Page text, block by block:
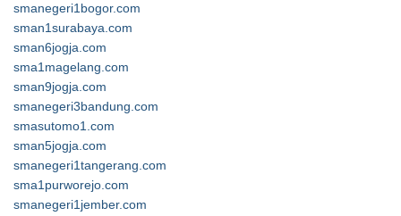
smanegeri1bogor.com
sman1surabaya.com
sman6jogja.com
sma1magelang.com
sman9jogja.com
smanegeri3bandung.com
smasutomo1.com
sman5jogja.com
smanegeri1tangerang.com
sma1purworejo.com
smanegeri1jember.com